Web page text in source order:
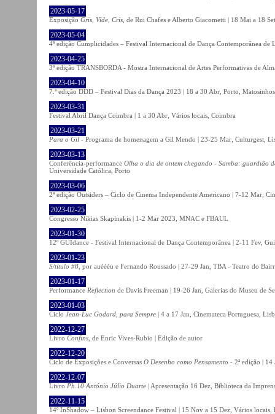
2023-05-17
Exposição Gris, Vide, Cris , de Rui Chafes e Alberto Giacometti | 18 Mai a 18
2023-05-04
4ª edição Cumplicidades – Festival Internacional de Dança Contemporânea
2023-04-25
3ª edição TRANSBORDA - Mostra Internacional de Artes Performativas de
2023-04-10
7.ª edição DDD – Festival Dias da Dança 2023 | 18 a 30 Abr, Porto,
2023-03-31
Festival Abril Dança Coimbra | 1 a 30 Abr, Vários locais, Coimbra
2023-03-21
Para o Gil - Programa de homenagem a Gil Mendo | 23-25 Mar, Culturgest,
2023-03-13
Conferência-performance Olha o dia de ontem chegando - Samba: guardião
Universidade Católica, Porto
2023-03-06
2ª edição Outsiders – Ciclo de Cinema Independente Americano | 7-12 Mar,
2023-02-25
Congresso Nikias Skapinakis | 1-2 Mar 2023, MNAC e FBAUL
2023-01-30
12º GUIdance - Festival Internacional de Dança Contemporânea | 2-11 Fev,
2023-01-23
S/título #8 , por auéééu e Fernando Roussado | 27-29 Jan, TBA - Teatro do
2023-01-17
Performance Reflection de Davis Freeman | 19-26 Jan, Galerias do Museu de
2023-01-03
Ciclo Jean-Luc Godard, para Sempre | 4 a 17 Jan, Cinemateca Portuguesa,
2022-12-27
Livro Confins , de Enric Vives-Rubio | Edição de autor
2022-12-20
Ciclo de Exposições e Conversas O Desenho como Pensamento - 2ª edição |
2022-12-07
Livro Ph.10 António Júlio Duarte | Apresentação 16 Dez, Biblioteca da
2022-11-15
14º InShadow – Lisbon Screendance Festival | 15 Nov a 15 Dez, Vários locais,